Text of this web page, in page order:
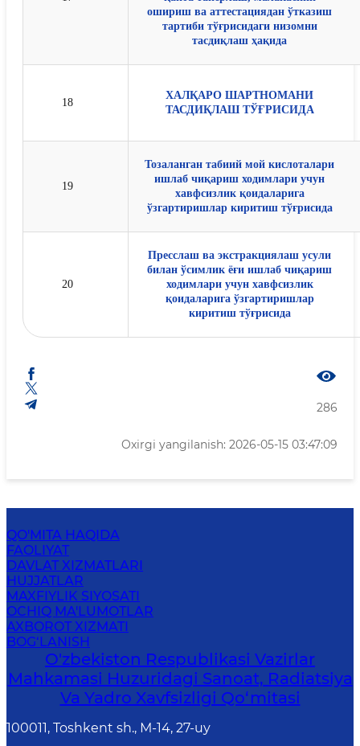
ошириш ва аттестациядан ўтказиш
тартиби тўғрисидаги низомни
тасдиқлаш ҳақида
18
ХАЛҚАРО ШАРТНОМАНИ
ТАСДИҚЛАШ ТЎҒРИСИДА
19
Тозаланган табиий мой кислоталари
ишлаб чиқариш ходимлари учун
хавфсизлик қоидаларига
ўзгартиришлар киритиш тўғрисида
20
Пресслаш ва экстракциялаш усули
билан ўсимлик ёғи ишлаб чиқариш
ходимлари учун хавфсизлик
қоидаларига ўзгартиришлар
киритиш тўғрисида
286
Oxirgi yangilanish: 2026-05-15 03:47:09
QO'MITA HAQIDA
FAOLIYAT
DAVLAT XIZMATLARI
HUJJATLAR
MAXFIYLIK SIYOSATI
OCHIQ MA'LUMOTLAR
AXBOROT XIZMATI
BOG‘LANISH
O'zbekiston Respublikasi Vazirlar
Mahkamasi Huzuridagi Sanoat, Radiatsiya
Va Yadro Xavfsizligi Qo‘mitasi
100011, Toshkent sh., М-14, 27-uy